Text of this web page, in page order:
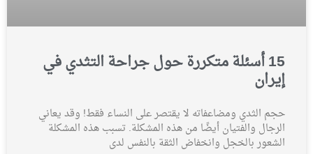
15 أسئلة متكررة حول جراحة التثدي في
إيران
حجم الثدي ومضاعفاته لا يقتصر على النساء فقط! وقد يعاني
الرجال والفتيان أيضًا من هذه المشكلة. تسبب هذه المشكلة
الشعور بالخجل وانخفاض الثقة بالنفس لدى